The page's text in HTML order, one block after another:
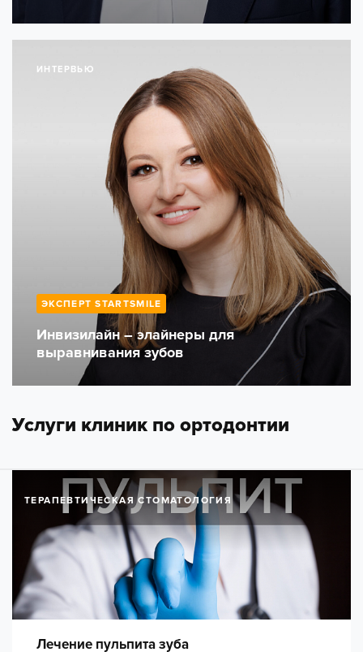
ИНТЕРВЬЮ
ЭКСПЕРТ STARTSMILE
Инвизилайн – элайнеры для
выравнивания зубов
Услуги клиник по ортодонтии
ТЕРАПЕВТИЧЕСКАЯ СТОМАТОЛОГИЯ
Лечение пульпита зуба